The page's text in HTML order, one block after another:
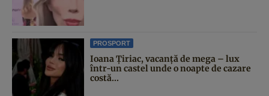
PROSPORT
Ioana Țiriac, vacanță de mega – lux
într-un castel unde o noapte de cazare
costă...